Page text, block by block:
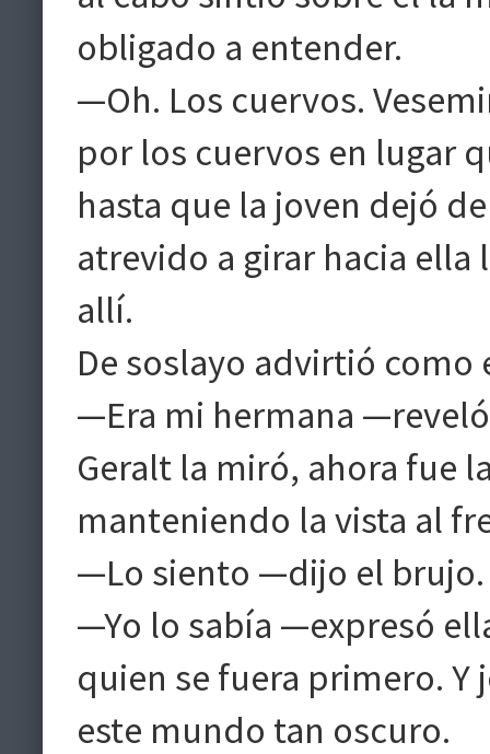
obligado a entender.
—Oh. Los cuervos.
por los cuervos en lugar
hasta que la joven dejó
atrevido a girar hacia ella
allí.
De soslayo advirtió
—Era mi hermana
Geralt la miró, ahora fue
manteniendo la vista al
—Lo siento —dijo el
—Yo lo sabía —expresó
quien se fuera primero. Y
este mundo tan oscuro.